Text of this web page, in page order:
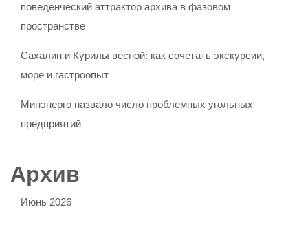
поведенческий аттрактор архива в фазовом
пространстве
Сахалин и Курилы весной: как сочетать экскурсии,
море и гастроопыт
Минэнерго назвало число проблемных угольных
предприятий
Архив
Июнь 2026